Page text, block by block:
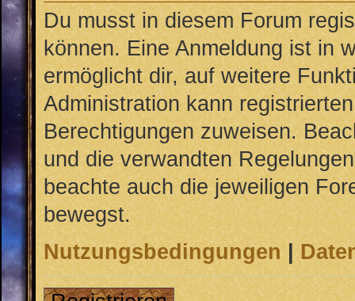
Du musst in diesem Forum
können. Eine Anmeldung ist in
ermöglicht dir, auf weitere
Administration kann
Berechtigungen zuweisen.
und die verwandten
beachte auch die jeweiligen
bewegst.
Nutzungsbedingungen|